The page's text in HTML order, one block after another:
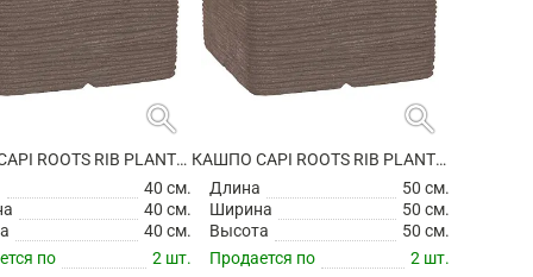
search
КАШПО CAPI ROOTS RIB PLANTER SQUARE WARM TAUPE
40 см.
40 см.
40 см.
по
2 шт.
search
КАШПО CAPI ROOTS RIB PLANTER SQUARE WARM TAUPE
Длина
50 см.
Ширина
50 см.
Высота
50 см.
Продается по
2 шт.